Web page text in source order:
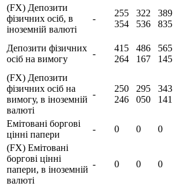
(FX) Депозити
фізичних осіб, в
іноземній валюті
-
255
354
322
536
389
835
Депозити фізичних
осіб на вимогу
-
415
264
486
167
565
145
(FX) Депозити
фізичних осіб на
вимогу, в іноземній
валюті
-
250
246
295
050
343
141
Емітовані боргові
цінні папери
- 0 0 0
(FX) Емітовані
боргові цінні
папери, в іноземній
валюті
- 0 0 0